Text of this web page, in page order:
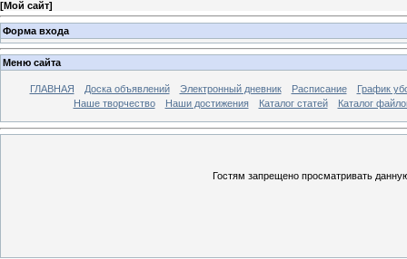
[Мой сайт]
Форма входа
Меню сайта
ГЛАВНАЯ Доска объявлений Электронный дневник Расписание
График
Наше творчество
Наши достижения Каталог статей Каталог
Гостям запрещено просматривать